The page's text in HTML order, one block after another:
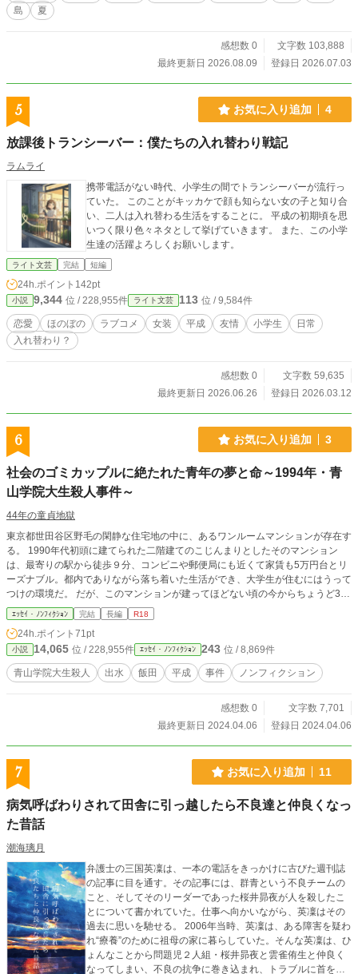
島
夏
感想数 0
文字数 103,888
最終更新日 2026.08.09
登録日 2026.07.03
5 お気に入り追加 4
放課後トランシーバー：僕たちの入れ替わり戦記
ラムライ
携帯電話がない時代、小学生の間でトランシーバーが流行っ
ていた。 このことがキッカケで顔も知らない女の子と知り合
い、二人は入れ替わる生活をすることに。 平成の初期頃を思
いつく限り色々ネタとして挙げていきます。 また、この小学
生達の活躍よろしくお願いします。
ライト文芸 完結 短編
24h.ポイント 142pt
小説 9,344 位 / 228,955件 ライト文芸 113 位 / 9,584件
恋愛 ほのぼの ラブコメ 女装 平成 友情 小学生
日常
入れ替わり？
感想数 0
文字数 59,635
最終更新日 2026.06.26
登録日 2026.03.12
6 お気に入り追加 3
社会のゴミカップルに絶たれた青年の夢と命～1994年・青
山学院大生殺人事件～
44年の童貞地獄
東京都世田谷区野毛の閑静な住宅地の中に、あるワンルームマンションが存在す
る。 1990年代初頭に建てられた二階建てのこじんまりとしたそのマンション
は、最寄りの駅から徒歩９分、コンビニや郵便局にも近くて家賃も5万円台とリ
ーズナブル。都内でありながら落ち着いた生活ができ、大学生が住むにはうって
つけの環境だ。 だが、このマンションが建ってほどない頃の今からちょうど30
年前、二階の203号室で凄惨な殺人事件が起きていた。 殺されたのは、卒業を目
前に控えた大学生。長年の夢の実現に一歩踏み出そうとしていた矢先の無念の死
であった。 そして彼の夢と命を奪ったのは何の役にも立たないばかりか社会に
害ばかり与えてきたゴミのようなカップルだった。
ｴｯｾｲ・ﾉﾝﾌｨｸｼｮﾝ 完結 長編 R18
24h.ポイント 71pt
小説 14,065 位 / 228,955件 ｴｯｾｲ・ﾉﾝﾌｨｸｼｮﾝ 243 位 / 8,869件
青山学院大生殺人 出水 飯田 平成 事件 ノンフィクション
感想数 0
文字数 7,701
最終更新日 2024.04.06
登録日 2024.04.06
7 お気に入り追加 11
病気呼ばわりされて田舎に引っ越したら不良達と仲良くなっ
た昔話
潮海璃月
弁護士の三国英凜は、一本の電話をきっかけに古びた週刊誌
の記事に目を通す。その記事には、群青という不良チームの
こと、そしてそのリーダーであった桜井昴夜が人を殺したこ
とについて書かれていた。仕事へ向かいながら、英凜はその
過去に思いを馳せる。 2006年当時、英凜は、ある障害を疑わ
れ“療養”のために祖母の家に暮らしていた。そんな英凜は、ひ
ょんなことから問題児２人組・桜井昴夜と雲雀侑生と仲良く
なってしまい、不良の抗争に巻き込まれ、トラブルに首を突